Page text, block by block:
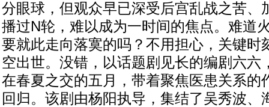
分眼球，但观众早已深受后宫乱战之苦、
播过N轮，难以成为一时间的焦点。难道
要就此走向落寞的吗？不用担心，关键时
空出世。没错，以话题剧见长的编剧六六
在春夏之交的五月，带着聚焦医患关系的
回归。该剧由杨阳执导，集结了吴秀波、